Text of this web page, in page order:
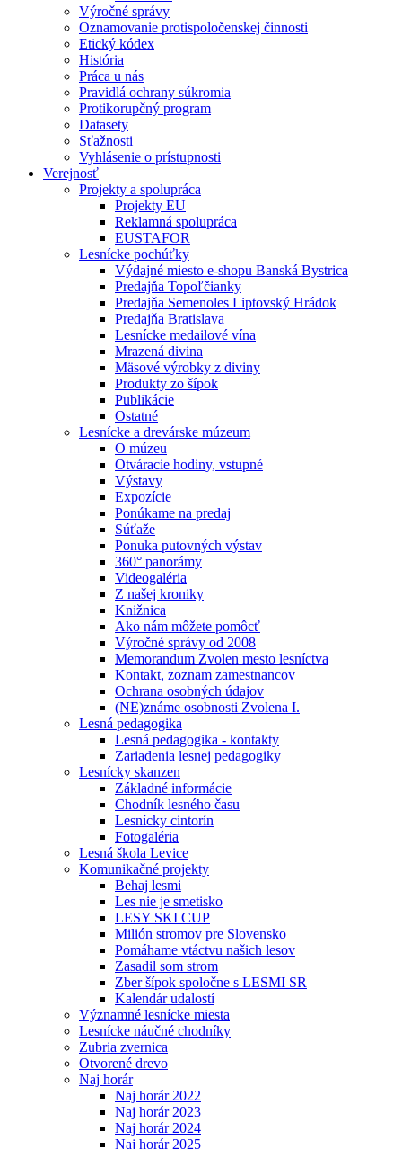
Výročné správy
Oznamovanie protispoločenskej činnosti
Etický kódex
História
Práca u nás
Pravidlá ochrany súkromia
Protikorupčný program
Datasety
Sťažnosti
Vyhlásenie o prístupnosti
Verejnosť
Projekty a spolupráca
Projekty EU
Reklamná spolupráca
EUSTAFOR
Lesnícke pochúťky
Výdajné miesto e-shopu Banská Bystrica
Predajňa Topoľčianky
Predajňa Semenoles Liptovský Hrádok
Predajňa Bratislava
Lesnícke medailové vína
Mrazená divina
Mäsové výrobky z diviny
Produkty zo šípok
Publikácie
Ostatné
Lesnícke a drevárske múzeum
O múzeu
Otváracie hodiny, vstupné
Výstavy
Expozície
Ponúkame na predaj
Súťaže
Ponuka putovných výstav
360° panorámy
Videogaléria
Z našej kroniky
Knižnica
Ako nám môžete pomôcť
Výročné správy od 2008
Memorandum Zvolen mesto lesníctva
Kontakt, zoznam zamestnancov
Ochrana osobných údajov
(NE)známe osobnosti Zvolena I.
Lesná pedagogika
Lesná pedagogika - kontakty
Zariadenia lesnej pedagogiky
Lesnícky skanzen
Základné informácie
Chodník lesného času
Lesnícky cintorín
Fotogaléria
Lesná škola Levice
Komunikačné projekty
Behaj lesmi
Les nie je smetisko
LESY SKI CUP
Milión stromov pre Slovensko
Pomáhame vtáctvu našich lesov
Zasadil som strom
Zber šípok spoločne s LESMI SR
Kalendár udalostí
Významné lesnícke miesta
Lesnícke náučné chodníky
Zubria zvernica
Otvorené drevo
Naj horár
Naj horár 2022
Naj horár 2023
Naj horár 2024
Naj horár 2025